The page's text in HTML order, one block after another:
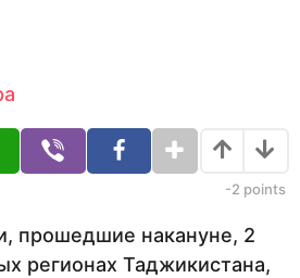
-2 points
прошедшие накануне, 2
регионах Таджикистана,